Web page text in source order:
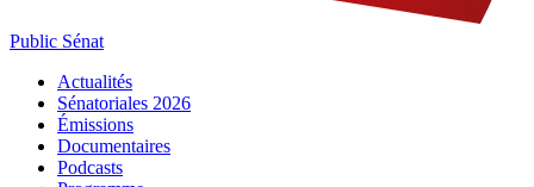
Public Sénat
Actualités
Sénatoriales 2026
Émissions
Documentaires
Podcasts